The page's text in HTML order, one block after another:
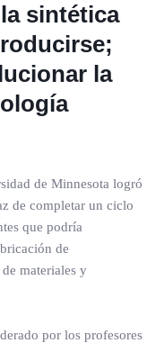
sintética
la
de Minnesota logró
de completar un ciclo
que podría
de
materiales y
por los profesores